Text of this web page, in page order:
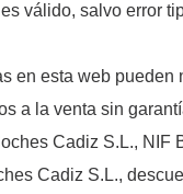
válido, salvo error
en esta web pueden
a la venta sin
Cadiz S.L.,
Cadiz S.L.,